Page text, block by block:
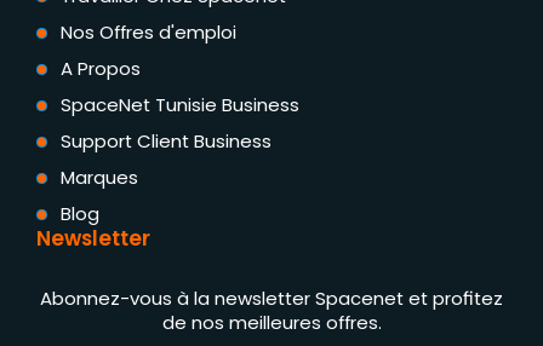
Nos Offres d'emploi
A Propos
SpaceNet Tunisie Business
Support Client Business
Marques
Blog
Newsletter
Abonnez-vous à la newsletter Spacenet et profitez
de nos meilleures offres.